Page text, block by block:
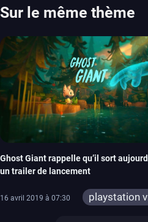
2026 Vous trouverez ici tous les
aussi les jeux de ce mois dans
Sur le même thème
Ghost Giant rappelle qu’il sort
un trailer de lancement
16 avril 2019 à 07:30
playstation